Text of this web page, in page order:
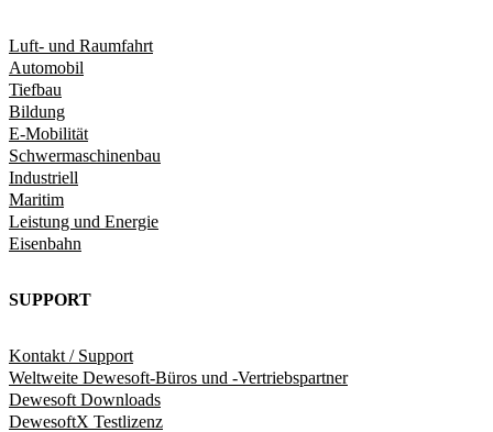
Luft- und Raumfahrt
Automobil
Tiefbau
Bildung
E-Mobilität
Schwermaschinenbau
Industriell
Maritim
Leistung und Energie
Eisenbahn
SUPPORT
Kontakt / Support
Weltweite Dewesoft-Büros und -Vertriebspartner
Dewesoft Downloads
DewesoftX Testlizenz